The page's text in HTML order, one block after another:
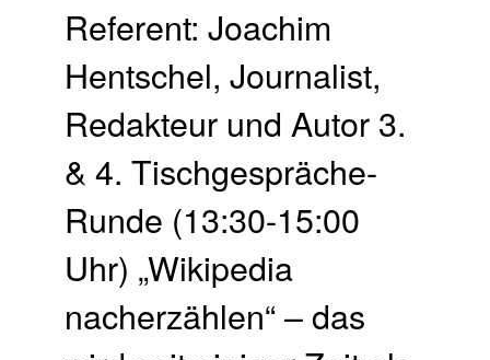
Referent: Joachim
Hentschel, Journalist,
Redakteur und Autor 3.
& 4. Tisch­gespräche-
Runde (13:30-15:00
Uhr) „Wikipedia
nacherzählen“ – das